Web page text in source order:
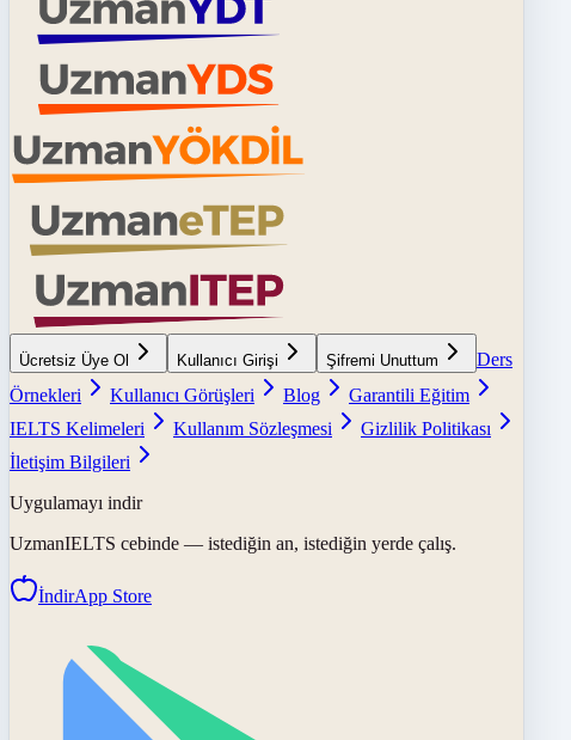
Ücretsiz Üye Ol Kullanıcı Girişi Şifremi Unuttum
Ders
Örnekleri
Kullanıcı Görüşleri Blog
Garantili Eğitim
IELTS Kelimeleri
Kullanım Sözleşmesi
Gizlilik Politikası
İletişim Bilgileri
Uygulamayı indir
UzmanIELTS cebinde — istediğin an, istediğin yerde çalış.
İndirApp Store